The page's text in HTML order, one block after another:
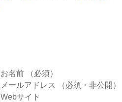
お名前 （必須）
メールアドレス （必須・非公開）
Webサイト